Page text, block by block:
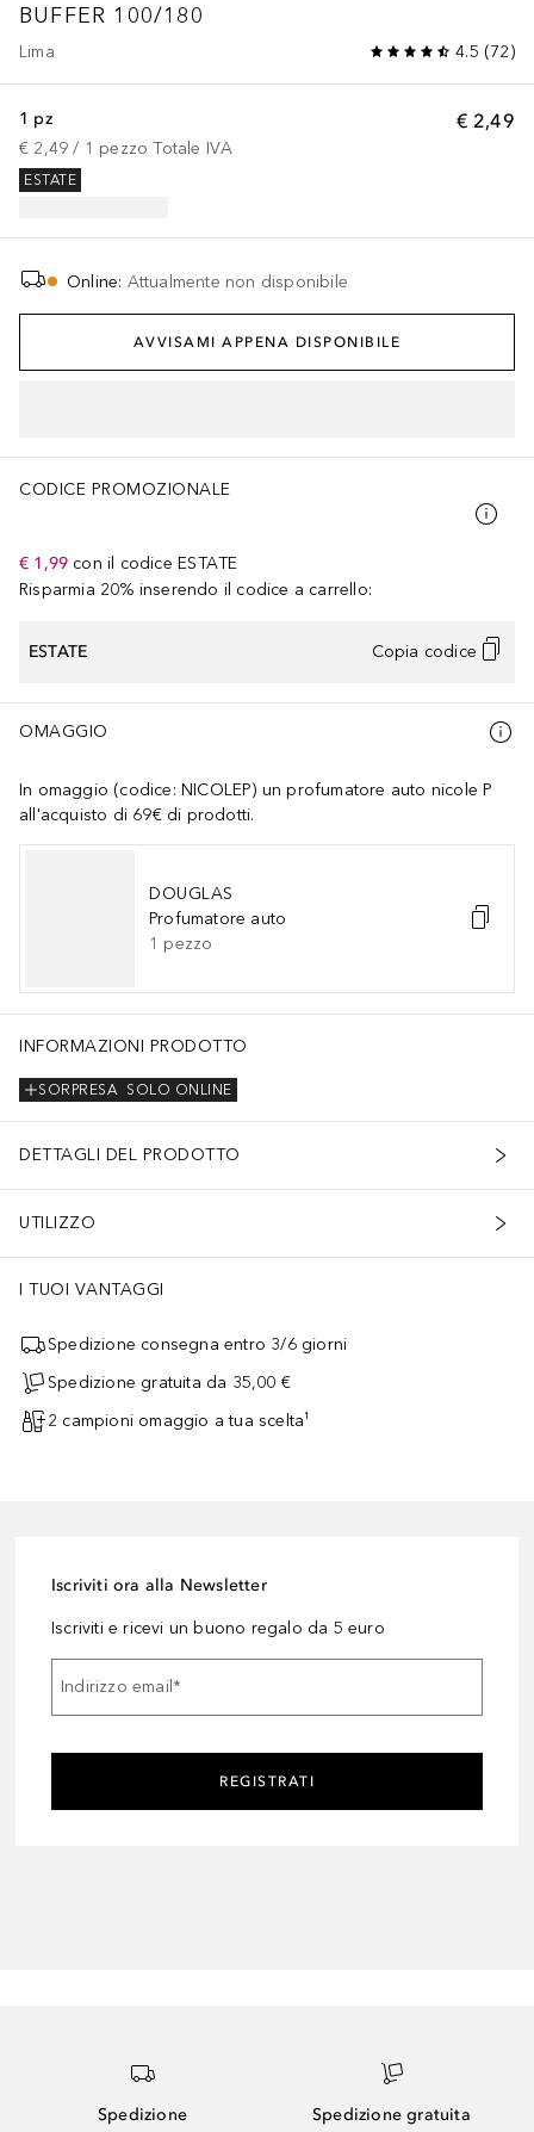
BUFFER 100/180
Lima 4.5 (72)
€ 2,49
1 pz
€ 2,49 / 1 pezzo Totale IVA
ESTATE
Online: Attualmente non disponibile
AVVISAMI APPENA DISPONIBILE
CODICE PROMOZIONALE
€ 1,99 con il codice ESTATE
Risparmia 20% inserendo il codice a carrello:
ESTATE Copia codice
OMAGGIO
In omaggio (codice: NICOLEP) un profumatore auto nicole P
all'acquisto di 69€ di prodotti.
DOUGLAS
Profumatore auto
1 pezzo
INFORMAZIONI PRODOTTO
SOLO ONLINE
SORPRESA
DETTAGLI DEL PRODOTTO
UTILIZZO
I TUOI VANTAGGI
Spedizione consegna entro 3/6 giorni
Spedizione gratuita da 35,00 €
2 campioni omaggio a tua scelta¹
Iscriviti ora alla Newsletter
Iscriviti e ricevi un buono regalo da 5 euro
Indirizzo email*
REGISTRATI
Spedizione
Spedizione gratuita